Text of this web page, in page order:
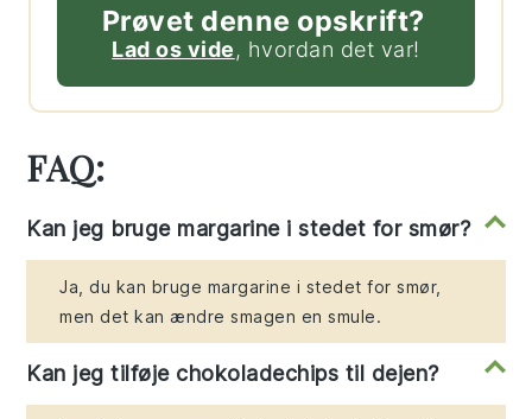
Prøvet denne opskrift?
Lad os vide, hvordan det var!
FAQ:
Kan jeg bruge margarine i stedet for smør?
Ja, du kan bruge margarine i stedet for smør,
men det kan ændre smagen en smule.
Kan jeg tilføje chokoladechips til dejen?